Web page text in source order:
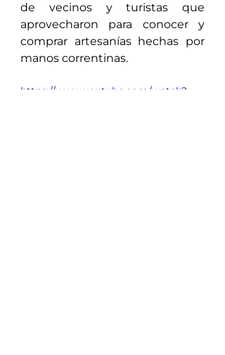
de vecinos y turistas que
aprovecharon para conocer y
comprar artesanías hechas por
manos correntinas.
https://www.youtube.com/watch?